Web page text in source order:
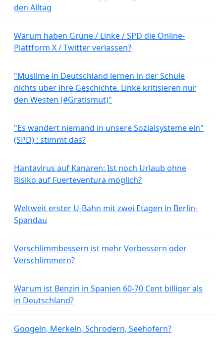
den Alltag
Warum haben Grüne / Linke / SPD die Online-
Plattform X / Twitter verlassen?
"Muslime in Deutschland lernen in der Schule
nichts über ihre Geschichte. Linke kritisieren nur
den Westen (#Gratismut)"
"Es wandert niemand in unsere Sozialsysteme ein"
(SPD) : stimmt das?
Hantavirus auf Kanaren: Ist noch Urlaub ohne
Risiko auf Fuerteventura möglich?
Weltweit erster U-Bahn mit zwei Etagen in Berlin-
Spandau
Verschlimmbessern ist mehr Verbessern oder
Verschlimmern?
Warum ist Benzin in Spanien 60-70 Cent billiger als
in Deutschland?
Googeln, Merkeln, Schrödern, Seehofern?